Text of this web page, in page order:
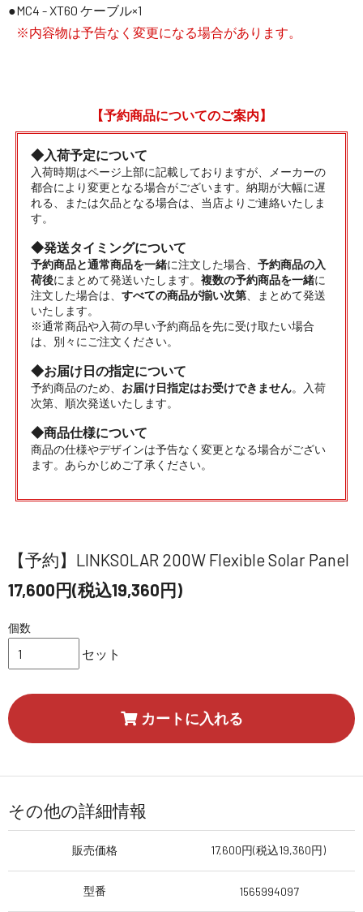
MC4 - XT60 ケーブル×1
※内容物は予告なく変更になる場合があります。
【予約商品についてのご案内】
◆入荷予定について
入荷時期はページ上部に記載しておりますが、メーカーの
都合により変更となる場合がございます。納期が大幅に遅
れる、または欠品となる場合は、当店よりご連絡いたしま
す。
◆発送タイミングについて
予約商品と通常商品を一緒に注文した場合、 予約商品の入
荷後にまとめて発送いたします。 複数の予約商品を一緒に
注文した場合は、 すべての商品が揃い次第、まとめて発送
いたします。
※通常商品や入荷の早い予約商品を先に受け取たい場合
は、別々にご注文ください。
◆お届け日の指定について
予約商品のため、 お届け日指定はお受けできません。入荷
次第、順次発送いたします。
◆商品仕様について
商品の仕様やデザインは予告なく変更となる場合がござい
ます。あらかじめご了承ください。
【予約】LINKSOLAR 200W Flexible Solar Panel
17,600円(税込19,360円)
個数
セット
カートに入れる
その他の詳細情報
販売価格 17,600円(税込19,360円)
型番 1565994097